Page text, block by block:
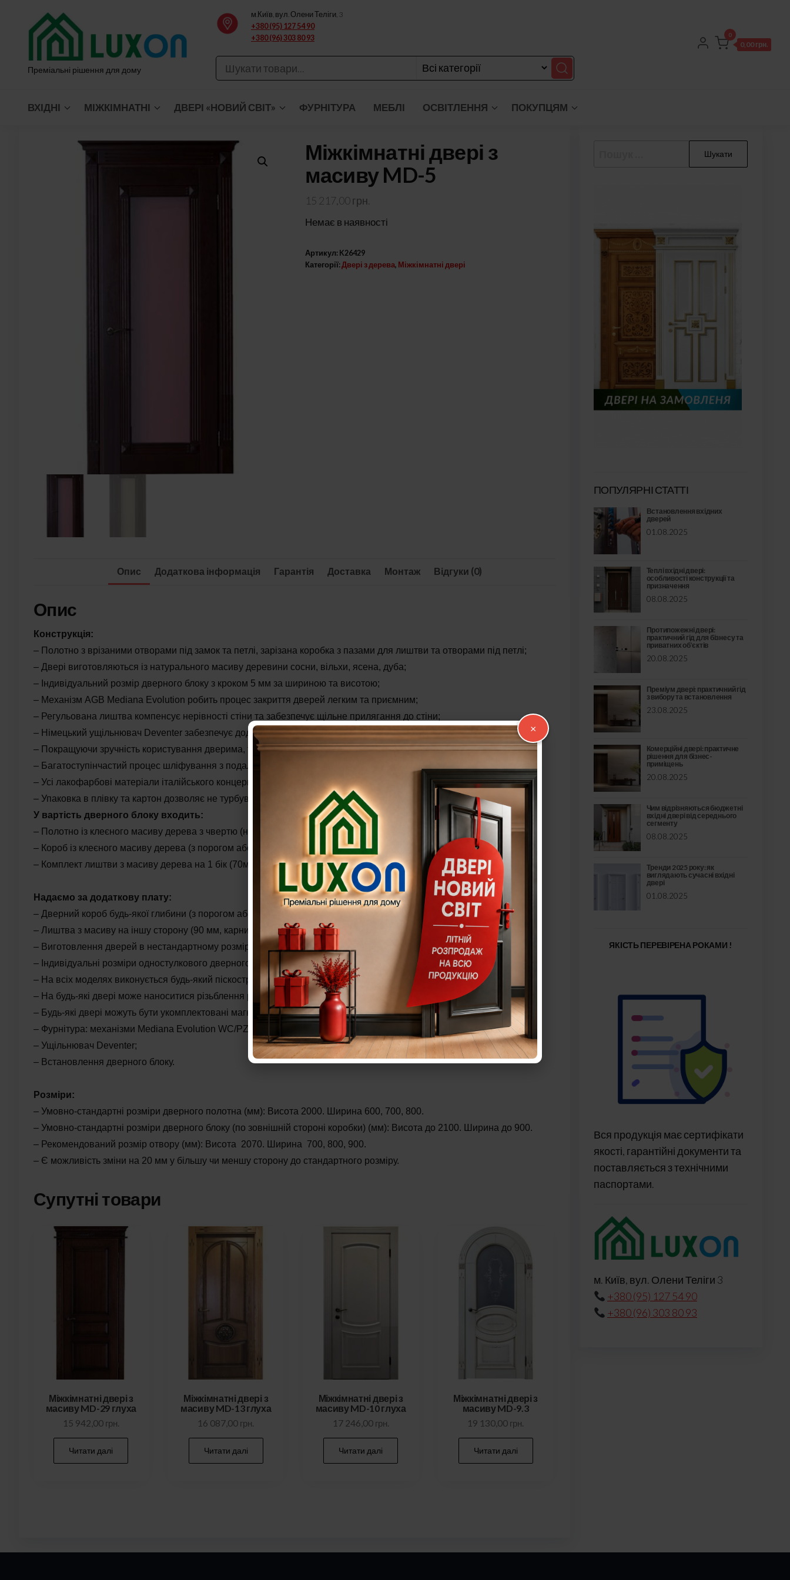
Преміальні рішення для дому
м.Київ, вул. Олени Теліги, 3
+380 (95) 127 54 90
+380 (96) 303 80 93
0
0,00 грн.
ВХІДНІ МІЖКІМНАТНІ ДВЕРІ «НОВИЙ СВІТ» ФУРНІТУРА МЕБЛІ ОСВІТЛЕННЯ ПОКУПЦЯМ
Міжкімнатні двері з
масиву MD-5
15 217,00грн.
Немає в наявності
Артикул: K26429
Категорії:Двері з дерева, Міжкімнатні двері
Опис Додаткова інформація Гарантія Доставка Монтаж Відгуки (0)
Опис
Конструкція:
– Полотно з врізаними отворами під замок та петлі, зарізана коробка з пазами для лиштви та отворами під петлі;
– Двері виготовляються із натурального масиву деревини сосни, вільхи, ясена, дуба;
– Індивідуальний розмір дверного блоку з кроком 5 мм за шириною та висотою;
– Механізм AGB Mediana Evolution робить процес закриття дверей легким та приємним;
– Регульована лиштва компенсує нерівності стіни та забезпечує щільне прилягання до стіни;
– Німецький ущільнювач Deventer забезпечує додатковий комфорт;
– Покращуючи зручність користування дверима, та підвищує звукоізоляцію дверного блоку;
– Багатоступінчастий процес шліфування з подальшим поліуретановим покриттям або акриловим лаком;
– Усі лакофарбові матеріали італійського концерну Sayerlack;
– Упаковка в плівку та картон дозволяє не турбуватися за транспортування виробів.
У вартість дверного блоку входить:
– Полотно із клеєного масиву дерева з чвертю (напливом), товщина 40 мм;
– Короб із клеєного масиву дерева (з порогом або без), глибина 100 мм;
– Комплект лиштви з масиву дерева на 1 бік (70мм).
Надаємо за додаткову плату:
– Дверний короб будь-якої глибини (з порогом або без), крок 5 мм;
– Лиштва з масиву на іншу сторону (90 мм, карниз, портал);
– Виготовлення дверей в нестандартному розмірі;
– Індивідуальні розміри одностулкового дверного блоку до 2300 мм по висоті і до 1100 мм по ширині, крок 5 мм;
– На всіх моделях виконується будь-який піскоструминний малюнок, за запитом;
– На будь-які двері може наноситися різьблення ручне або ЧПУ;
– Будь-які двері можуть бути укомплектовані магнітним замком і/або прихованими петлями;
– Фурнітура: механізми Mediana Evolution WC/PZ, петлі OTLAV 4-х штирьові, ручки;
– Ущільнювач Deventer;
– Встановлення дверного блоку.
Розміри:
– Умовно-стандартні розміри дверного полотна (мм): Висота 2000. Ширина 600, 700, 800.
– Умовно-стандартні розміри дверного блоку (по зовнішній стороні коробки) (мм): Висота до 2100. Ширина до 900.
– Рекомендований розмір отвору (мм): Висота 2070. Ширина 700, 800, 900.
– Є можливість зміни на 20 мм у більшу чи меншу сторону до стандартного розміру.
Супутні товари
Міжкімнатні двері з
масиву MD-29 глуха
15 942,00 грн.
Читати далі
Міжкімнатні двері з
масиву MD-13 глуха
16 087,00 грн.
Читати далі
Міжкімнатні двері з
масиву MD-10 глуха
17 246,00 грн.
Читати далі
Міжкімнатні двері з
масиву MD-9.3
19 130,00 грн.
Читати далі
ПОПУЛЯРНІ СТАТТІ
Встановлення вхідних
дверей
01.08.2025
Теплі вхідні двері:
особливості конструкції та
призначення
08.08.2025
Протипожежні двері:
практичний гід для бізнесу та
приватних об’єктів
20.08.2025
Преміум двері: практичний гід
з вибору та встановлення
23.08.2025
Комерційні двері: практичне
рішення для бізнес-
приміщень
20.08.2025
Чим відрізняються бюджетні
вхідні двері від середнього
сегменту
08.08.2025
Тренди 2025 року: як
виглядають сучасні вхідні
двері
01.08.2025
ЯКІСТЬ ПЕРЕВІРЕНА РОКАМИ !
Вся продукція має сертифікати
якості, гарантійні документи та
поставляється з технічними
паспортами.
м. Київ, вул. Олени Теліги 3
+380 (95) 127 54 90
+380 (96) 303 80 93
×